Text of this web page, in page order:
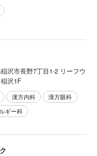
沢市長野7丁目1-2 リーフウ
沢1F
漢方内科
漢方眼科
ギー科